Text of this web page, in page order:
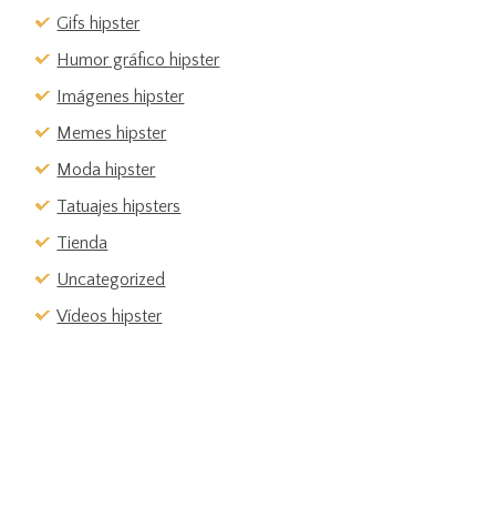
Gifs hipster
Humor gráfico hipster
Imágenes hipster
Memes hipster
Moda hipster
Tatuajes hipsters
Tienda
Uncategorized
Vídeos hipster